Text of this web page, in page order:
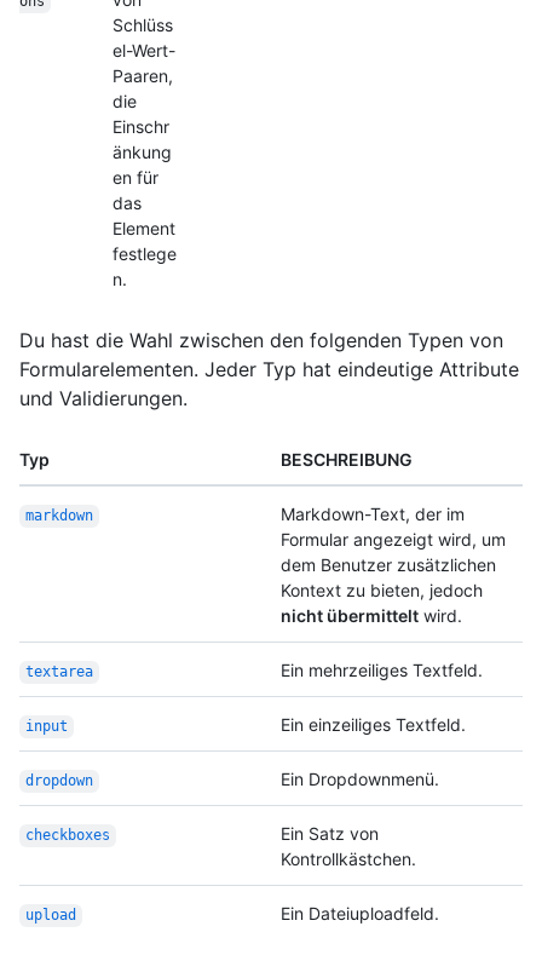
Schlüss
el-Wert-
Paaren,
die
Einschr
änkung
en für
das
Element
festlege
n.
Du hast die Wahl zwischen den folgenden Typen von
Formularelementen. Jeder Typ hat eindeutige Attribute
und Validierungen.
Typ BESCHREIBUNG
markdown
Markdown-Text, der im
Formular angezeigt wird, um
dem Benutzer zusätzlichen
Kontext zu bieten, jedoch
nicht übermittelt wird.
textarea Ein mehrzeiliges Textfeld.
input Ein einzeiliges Textfeld.
dropdown Ein Dropdownmenü.
checkboxes
Ein Satz von
Kontrollkästchen.
upload Ein Dateiuploadfeld.